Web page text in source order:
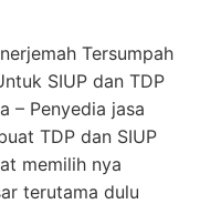
Tersumpah
SIUP dan TDP
– Penyedia jasa
TDP dan SIUP
memilih nya
terutama dulu